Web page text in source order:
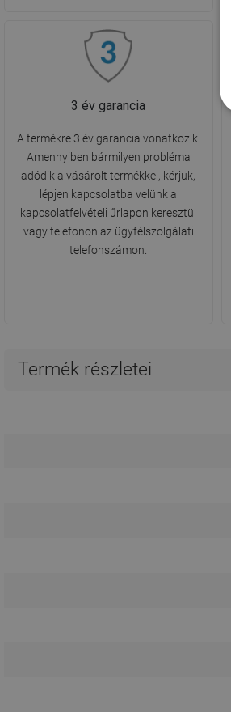
3 év garancia
A termékre 3 év garancia vonatkozik.
Amennyiben bármilyen probléma
adódik a vásárolt termékkel, kérjük,
lépjen kapcsolatba velünk a
kapcsolatfelvételi űrlapon keresztül
vagy telefonon az ügyfélszolgálati
telefonszámon.
Termék részletei